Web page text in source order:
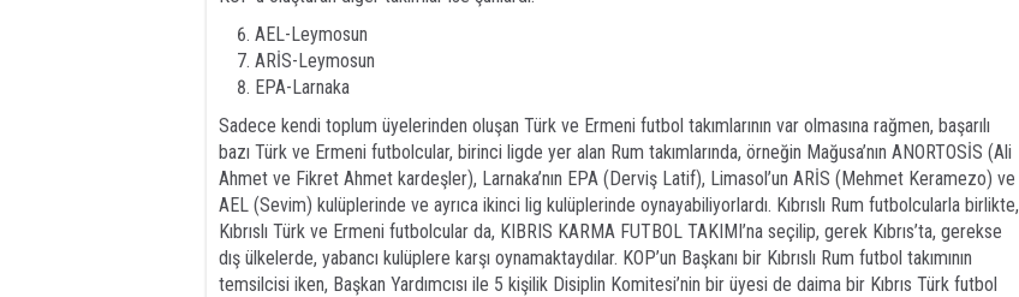
AEL-Leymosun
ARİS-Leymosun
EPA-Larnaka
Sadece kendi toplum üyelerinden oluşan Türk ve Ermeni futbol takımlarının var olmasına rağmen, başarılı
bazı Türk ve Ermeni futbolcular, birinci ligde yer alan Rum takımlarında, örneğin Mağusa’nın ANORTOSİS (Ali
Ahmet ve Fikret Ahmet kardeşler), Larnaka’nın EPA (Derviş Latif), Limasol’un ARİS (Mehmet Keramezo) ve
AEL (Sevim) kulüplerinde ve ayrıca ikinci lig kulüplerinde oynayabiliyorlardı. Kıbrıslı Rum futbolcularla birlikte,
Kıbrıslı Türk ve Ermeni futbolcular da, KIBRIS KARMA FUTBOL TAKIMI’na seçilip, gerek Kıbrıs’ta, gerekse
dış ülkelerde, yabancı kulüplere karşı oynamaktaydılar. KOP’un Başkanı bir Kıbrıslı Rum futbol takımının
temsilcisi iken, Başkan Yardımcısı ile 5 kişilik Disiplin Komitesi’nin bir üyesi de daima bir Kıbrıs Türk futbol